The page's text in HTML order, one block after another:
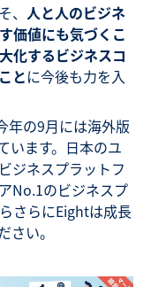
人と人のビジネ
価値にも気づくこ
化するビジネスコ
とに今後も力を入
年の9月には海外版
います。日本のユ
ジネスプラットフ
No.1のビジネスプ
さらにEightは成長
さい。